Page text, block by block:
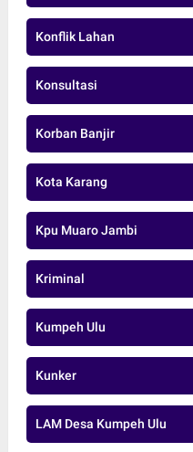
Konflik Lahan
Konsultasi
Korban Banjir
Kota Karang
Kpu Muaro Jambi
Kriminal
Kumpeh Ulu
Kunker
LAM Desa Kumpeh Ulu